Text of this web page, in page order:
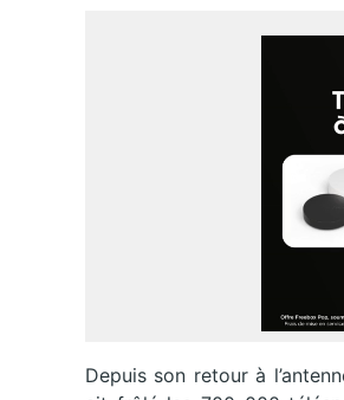
Depuis son retour à